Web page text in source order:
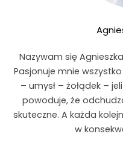
Nazywam się
Pasjonuje mnie
– umysł – żołądek –
powoduje, że
skuteczne. A każda
w